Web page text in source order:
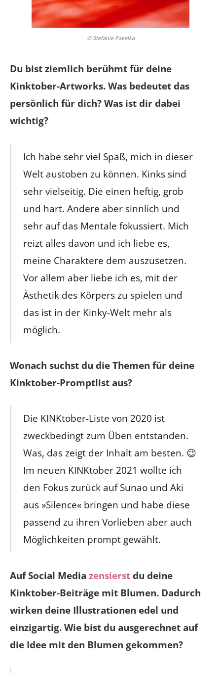
© Stefanie Pavelka
Du bist ziemlich berühmt für deine
Kinktober-Artworks. Was bedeutet das
persönlich für dich? Was ist dir dabei
wichtig?
Ich habe sehr viel Spaß, mich in dieser
Welt austoben zu können. Kinks sind
sehr vielseitig. Die einen heftig, grob
und hart. Andere aber sinnlich und
sehr auf das Mentale fokussiert. Mich
reizt alles davon und ich liebe es,
meine Charaktere dem auszusetzen.
Vor allem aber liebe ich es, mit der
Ästhetik des Körpers zu spielen und
das ist in der Kinky-Welt mehr als
möglich.
Wonach suchst du die Themen für deine
Kinktober-Promptlist aus?
Die KINKtober-Liste von 2020 ist
zweckbedingt zum Üben entstanden.
Was, das zeigt der Inhalt am besten. 😉
Im neuen KINKtober 2021 wollte ich
den Fokus zurück auf Sunao und Aki
aus »Silence« bringen und habe diese
passend zu ihren Vorlieben aber auch
Möglichkeiten prompt gewählt.
Auf Social Media zensierstdu deine
Kinktober-Beiträge mit Blumen. Dadurch
wirken deine Illustrationen edel und
einzigartig. Wie bist du ausgerechnet auf
die Idee mit den Blumen gekommen?